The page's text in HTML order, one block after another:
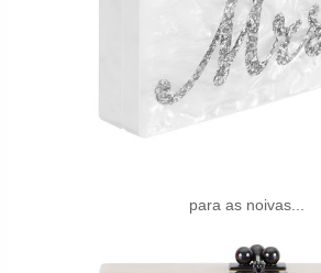
para as noivas...